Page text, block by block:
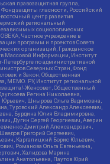
правозащитная группа,
защиты гласности, Российский
центр развития
региональный
социологических
Частное учреждение в
программ и проектов Совета
организаций, Гражданское
Массовой Информации, Институт
Петербурге по административной
Северных Стран, Фонд
и Закон, Общественная
МЕМО. РУ, Институт региональной
Женсовет, Общественный
Регина Николаевна,
Шнырова Ольга Вадимовна,
Туровский Александр Алексеевич,
Бурдина Юлия Владимировна,
Дугин Сергей Георгиевич, Аверин
Дмитрий Александрович,
Григорий Сергеевич,
Каргалицкий Борис Юльевич,
Романова Ольга Евгеньевна,
Халидова Марина
Анатольевна, Паутов Юрий